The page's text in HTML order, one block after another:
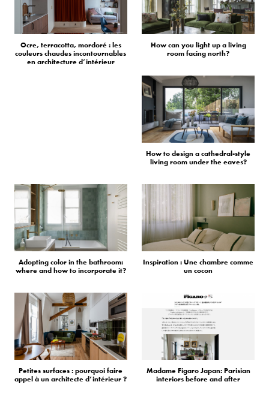
Ocre, terracotta, mordoré : les
couleurs chaudes incontournables
en architecture d’intérieur
How can you light up a living
room facing north?
How to design a cathedral-style
living room under the eaves?
Adopting color in the bathroom:
where and how to incorporate it?
Inspiration : Une chambre comme
un cocon
Petites surfaces : pourquoi faire
appel à un architecte d’intérieur ?
Madame Figaro Japan: Parisian
interiors before and after